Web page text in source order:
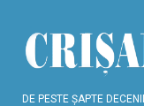
DE PESTE ŞAPTE